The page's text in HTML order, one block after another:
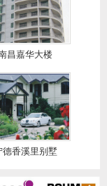
昌嘉华大楼
德香溪里别墅